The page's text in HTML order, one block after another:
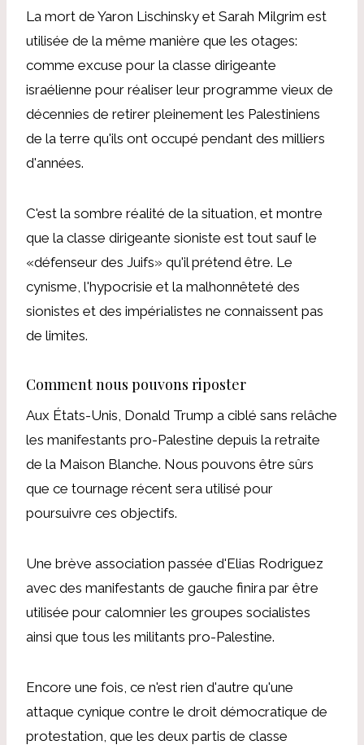
La mort de Yaron Lischinsky et Sarah Milgrim est
utilisée de la même manière que les otages:
comme excuse pour la classe dirigeante
israélienne pour réaliser leur programme vieux de
décennies de retirer pleinement les Palestiniens
de la terre qu'ils ont occupé pendant des milliers
d'années.
C'est la sombre réalité de la situation, et montre
que la classe dirigeante sioniste est tout sauf le
«défenseur des Juifs» qu'il prétend être. Le
cynisme, l'hypocrisie et la malhonnêteté des
sionistes et des impérialistes ne connaissent pas
de limites.
Comment nous pouvons riposter
Aux États-Unis, Donald Trump a ciblé sans relâche
les manifestants pro-Palestine depuis la retraite
de la Maison Blanche. Nous pouvons être sûrs
que ce tournage récent sera utilisé pour
poursuivre ces objectifs.
Une brève association passée d'Elias Rodriguez
avec des manifestants de gauche finira par être
utilisée pour calomnier les groupes socialistes
ainsi que tous les militants pro-Palestine.
Encore une fois, ce n'est rien d'autre qu'une
attaque cynique contre le droit démocratique de
protestation, que les deux partis de classe